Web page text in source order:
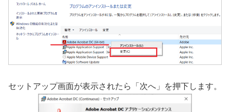
セットアップ画面が表示されたら「次へ」を押下します。